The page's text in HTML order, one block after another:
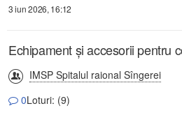
3 iun 2026, 16:12
Echipament și accesorii pentru
IMSP Spitalul raional Sîngerei
0Loturi: (9)